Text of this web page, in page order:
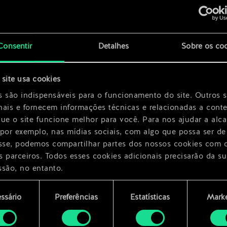
Detalhes Sobre os
site usa cookies
são indispensáveis para o funcionamento do site. Outros
e fornecem informações técnicas e relacionadas a
o site funcione melhor para você. Para nos ajudar a
exemplo, nas mídias sociais, com algo que possa ser de
podemos compartilhar partes dos nossos cookies com
parceiros. Todos esses cookies adicionais precisarão da
no entanto.
todos os detalhes sobre o uso de cookies e
Preferências Estatísticas
x2
x2